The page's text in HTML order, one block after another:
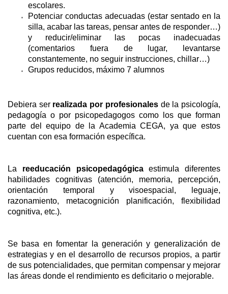
escolares.
Potenciar conductas adecuadas (estar sentado en la
silla, acabar las tareas, pensar antes de responder…)
y reducir/eliminar las pocas inadecuadas
(comentarios fuera de lugar, levantarse
constantemente, no seguir instrucciones, chillar…)
Grupos reducidos, máximo 7 alumnos
Debiera ser realizada por profesionalesde la psicología,
pedagogía o por psicopedagogos como los que forman
parte del equipo de la Academia CEGA, ya que estos
cuentan con esa formación específica.
La reeducación psicopedagógicaestimula diferentes
habilidades cognitivas (atención, memoria, percepción,
orientación temporal y visoespacial, leguaje,
razonamiento, metacognición planificación, flexibilidad
cognitiva, etc.).
Se basa en fomentar la generación y generalización de
estrategias y en el desarrollo de recursos propios, a partir
de sus potencialidades, que permitan compensar y mejorar
las áreas donde el rendimiento es deficitario o mejorable.